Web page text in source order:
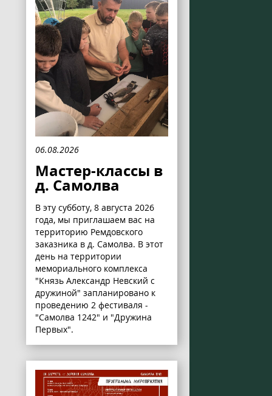
06.08.2026
Мастер-классы в
д. Самолва
В эту субботу, 8 августа 2026
года, мы приглашаем вас на
территорию Ремдовского
заказника в д. Самолва. В этот
день на территории
мемориального комплекса
"Князь Александр Невский с
дружиной" запланировано к
проведению 2 фестиваля -
"Самолва 1242" и "Дружина
Первых".